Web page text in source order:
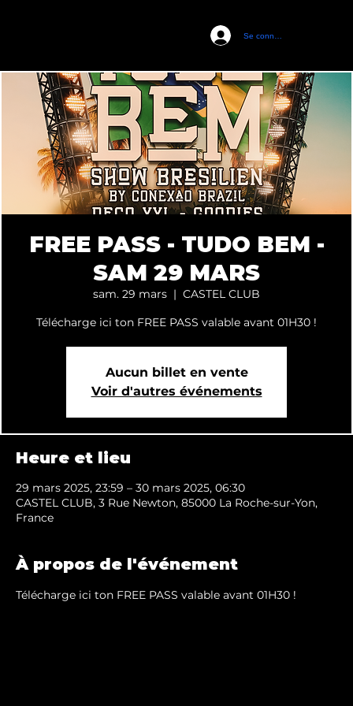
Se connecter
FREE PASS - TUDO BEM -
SAM 29 MARS
sam. 29 mars
  |
CASTEL CLUB
Télécharge ici ton FREE PASS valable avant 01H30 !
Aucun billet en vente
Voir d'autres événements
Heure et lieu
29 mars 2025, 23:59 – 30 mars 2025, 06:30
CASTEL CLUB, 3 Rue Newton, 85000 La Roche-sur-Yon,
France
À propos de l'événement
Télécharge ici ton FREE PASS valable avant 01H30 !